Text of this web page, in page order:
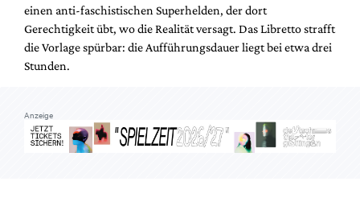
einen anti-faschistischen Superhelden, der dort
Gerechtigkeit übt, wo die Realität versagt. Das Libretto strafft
die Vorlage spürbar: die Aufführungsdauer liegt bei etwa drei
Stunden.
Anzeige